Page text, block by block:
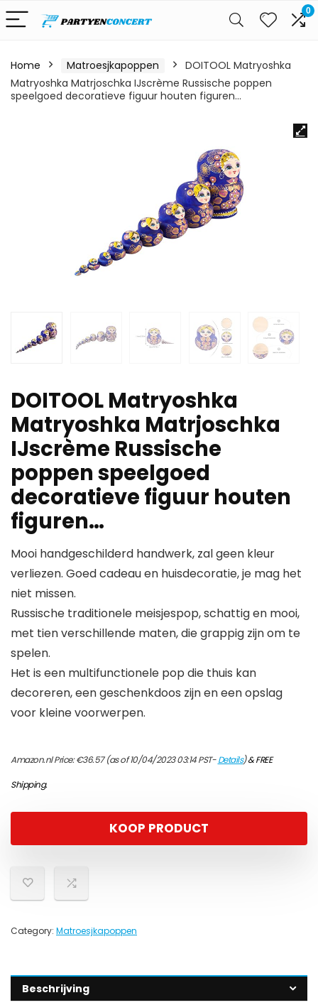
0
Home Matroesjkapoppen
DOITOOL Matryoshka
Matryoshka Matrjoschka IJscrème Russische poppen
speelgoed decoratieve figuur houten figuren…
DOITOOL Matryoshka
Matryoshka Matrjoschka
IJscrème Russische
poppen speelgoed
decoratieve figuur houten
figuren…
Mooi handgeschilderd handwerk, zal geen kleur
verliezen. Goed cadeau en huisdecoratie, je mag het
niet missen.
Russische traditionele meisjespop, schattig en mooi,
met tien verschillende maten, die grappig zijn om te
spelen.
Het is een multifunctionele pop die thuis kan
decoreren, een geschenkdoos zijn en een opslag
voor kleine voorwerpen.
Amazon.nl Price:€36.57(as of 10/04/2023 03:14 PST-Details)&FREE
Shipping.
KOOP PRODUCT
Category: Matroesjkapoppen
Beschrijving